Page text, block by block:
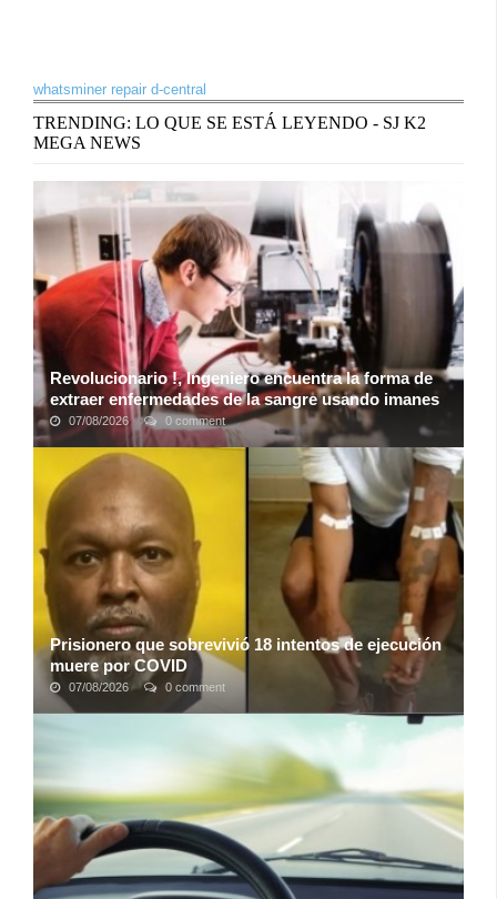
whatsminer repair d-central
TRENDING: LO QUE SE ESTÁ LEYENDO - SJ K2
MEGA NEWS
Revolucionario !, Ingeniero encuentra la forma de
extraer enfermedades de la sangre usando imanes
07/08/2026 0 comment
Un ingeniero británico ha encontrado una manera de filtrar las
células no deseadas de la sangre usando imanes, y su
herramienta podría usarse en ...
Prisionero que sobrevivió 18 intentos de ejecución
muere por COVID
07/08/2026 0 comment
Romell Broom había pasado 24 años en una prisión de Ohio
esperando ser asesinado por secuestrar, violar y asesinar a
Tryna Middleton, de 14 años, ...